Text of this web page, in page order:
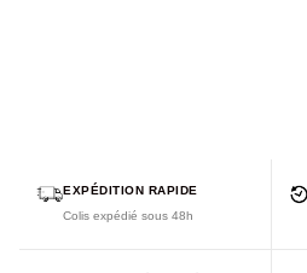
EXPÉDITION RAPIDE
Colis expédié sous 48h